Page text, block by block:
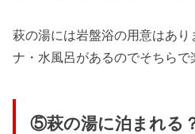
萩の湯には岩盤浴の用意はあり
ナ・水風呂があるのでそちらで
⑤萩の湯に泊まれる